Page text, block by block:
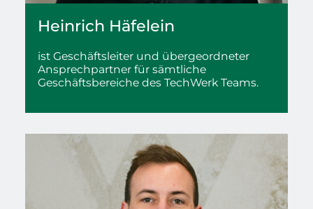
Heinrich Häfelein
ist Geschäftsleiter und übergeordneter
Ansprechpartner für sämtliche
Geschäftsbereiche des TechWerk Teams.